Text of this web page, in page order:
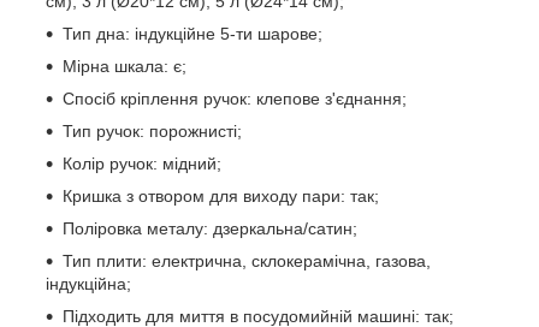
Тип дна: індукційне 5-ти шарове;
Мірна шкала: є;
Спосіб кріплення ручок: клепове з'єднання;
Тип ручок: порожнисті;
Колір ручок: мідний;
Кришка з отвором для виходу пари: так;
Поліровка металу: дзеркальна/сатин;
Тип плити: електрична, склокерамічна, газова,
індукційна;
Підходить для миття в посудомийній машині: так;